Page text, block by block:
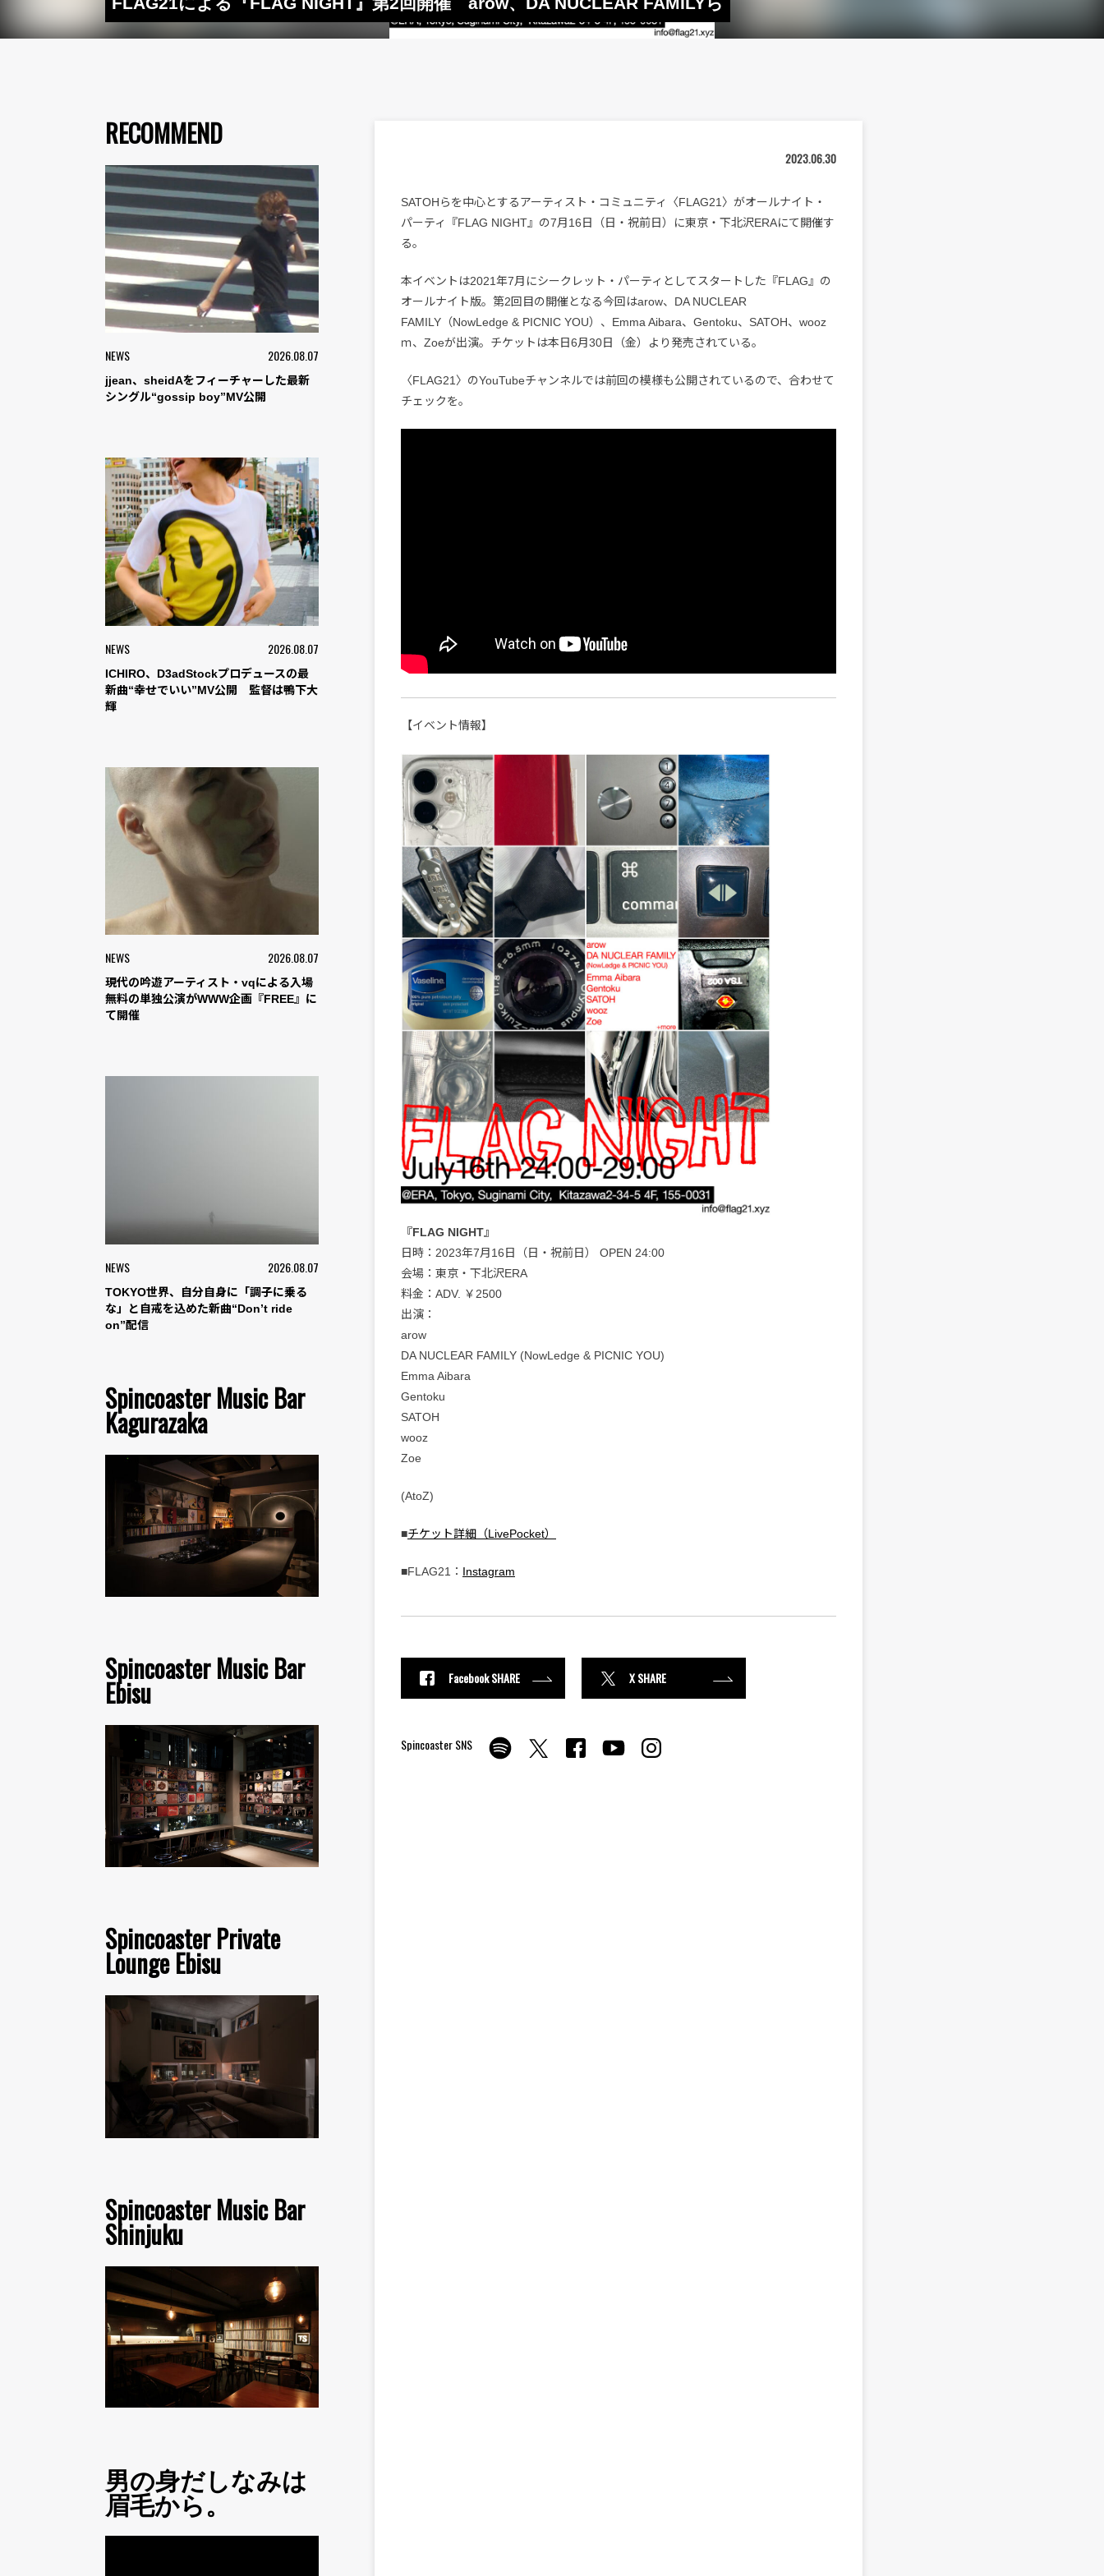
RECOMMEND
NEWS 2026.08.07
jjean、sheidAをフィーチャーした最新
シングル“gossip boy”MV公開
NEWS 2026.08.07
ICHIRO、D3adStockプロデュースの最
新曲“幸せでいい”MV公開 監督は鴨下大
輝
NEWS 2026.08.07
現代の吟遊アーティスト・vqによる入場
無料の単独公演がWWW企画『FREE』に
て開催
NEWS 2026.08.07
TOKYO世界、自分自身に「調子に乗る
な」と自戒を込めた新曲“Don’t ride
on”配信
Spincoaster Music Bar
Kagurazaka
Spincoaster Music Bar
Ebisu
Spincoaster Private
Lounge Ebisu
Spincoaster Music Bar
Shinjuku
男の身だしなみは
眉毛から。
2023.06.30
SATOHらを中心とするアーティスト・コミュニティ〈FLAG21〉がオールナイト・
パーティ『FLAG NIGHT』の7月16日（日・祝前日）に東京・下北沢ERAにて開催す
る。
本イベントは2021年7月にシークレット・パーティとしてスタートした『FLAG』の
オールナイト版。第2回目の開催となる今回はarow、DA NUCLEAR
FAMILY（NowLedge & PICNIC YOU）、Emma Aibara、Gentoku、SATOH、wooz
ｍ、Zoeが出演。チケットは本日6月30日（金）より発売されている。
〈FLAG21〉のYouTubeチャンネルでは前回の模様も公開されているので、合わせて
チェックを。
【イベント情報】
『FLAG NIGHT』
日時：2023年7月16日（日・祝前日） OPEN 24:00
会場：東京・下北沢ERA
料金：ADV. ￥2500
出演：
arow
DA NUCLEAR FAMILY (NowLedge & PICNIC YOU)
Emma Aibara
Gentoku
SATOH
wooz
Zoe
(AtoZ)
■チケット詳細（LivePocket）
■FLAG21： Instagram
Facebook SHARE X SHARE
Spincoaster SNS